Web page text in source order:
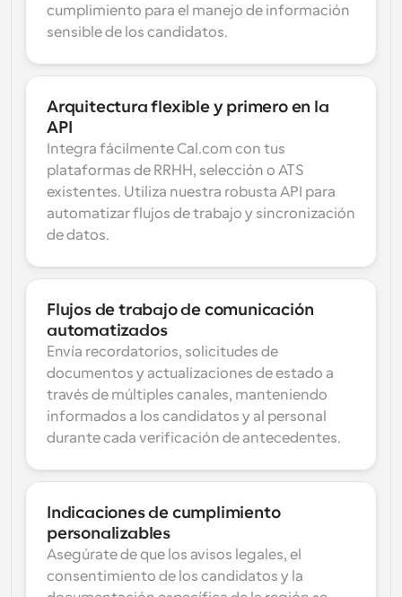
cumplimiento para el manejo de información
sensible de los candidatos.
Arquitectura flexible y primero en la
API
Integra fácilmente Cal.com con tus
plataformas de RRHH, selección o ATS
existentes. Utiliza nuestra robusta API para
automatizar flujos de trabajo y sincronización
de datos.
Flujos de trabajo de comunicación
automatizados
Envía recordatorios, solicitudes de
documentos y actualizaciones de estado a
través de múltiples canales, manteniendo
informados a los candidatos y al personal
durante cada verificación de antecedentes.
Indicaciones de cumplimiento
personalizables
Asegúrate de que los avisos legales, el
consentimiento de los candidatos y la